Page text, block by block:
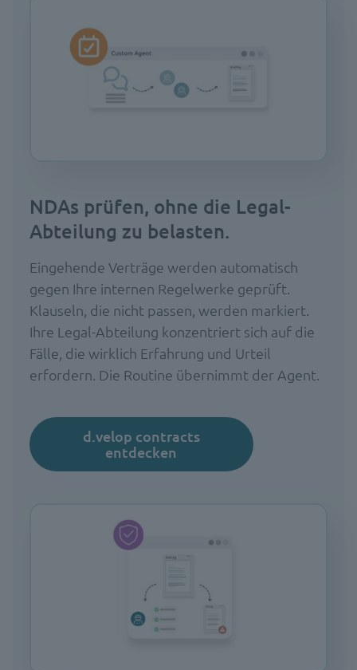
NDAs prüfen, ohne die Legal-
Abteilung zu belasten.
Eingehende Verträge werden automatisch
gegen Ihre internen Regelwerke geprüft.
Klauseln, die nicht passen, werden markiert.
Ihre Legal-Abteilung konzentriert sich auf die
Fälle, die wirklich Erfahrung und Urteil
erfordern. Die Routine übernimmt der Agent.
d.velop contracts
entdecken